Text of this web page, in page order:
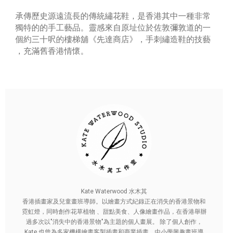
承傳歷史源遠流長的傳統繡花鞋，是香港其中一種非常
獨特的的手工藝品。靈感來自原址位於佐敦彌敦道的一
個約三十呎的樓梯舖《先達商店》，手刺繡造鞋的技藝
，充滿舊香港情懷。
Kate Waterwood 水木其
香港插畫家及兒童畫班導師。以繪畫方式紀錄正在消失的香港景物和
霓虹燈，同時創作花草植物 、甜點美食、人像繪畫作品，在香港舉辦
過多次以"消失中的香港景物"為主題的個人畫展。 除了個人創作，